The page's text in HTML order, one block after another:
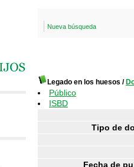
Nueva búsqueda
Legado en los huesos /
Público
ISBD
Tipo de
Fecha de